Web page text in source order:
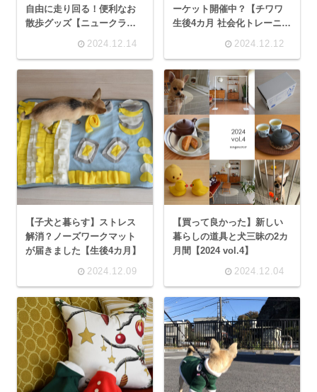
自由に走り回る！便利なお
散歩グッズ【ニュークラシ
2024.12.14
ーケット開催中？【チワワ
生後4カ月 社会化トレーニン
2024.12.12
【子犬と暮らす】ストレス
解消？ノーズワークマット
が届きました【生後4カ月】
2024.12.09
【買って良かった】新しい
暮らしの道具と犬三昧の2カ
月間【2024 vol.4】
2024.12.04